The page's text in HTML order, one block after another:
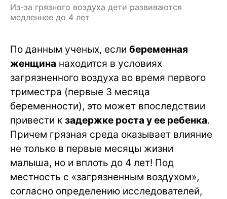
Из-за грязного воздуха дети развиваются
медленнее до 4 лет
По данным ученых, если беременная
женщина находится в условиях
загрязненного воздуха во время первого
триместра (первые 3 месяца
беременности), это может впоследствии
привести к задержке роста у ее ребенка.
Причем грязная среда оказывает влияние
не только в первые месяцы жизни
малыша, но и вплоть до 4 лет! Под
местность с «загрязненным воздухом»,
согласно определению исследователей,